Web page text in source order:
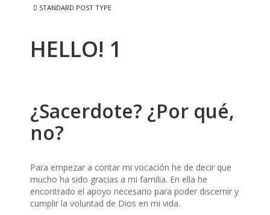
STANDARD POST TYPE
HELLO! 1
¿Sacerdote? ¿Por qué,
no?
Para empezar a contar mi vocación he de decir que
mucho ha sido gracias a mi familia. En ella he
encontrado el apoyo necesario para poder discernir y
cumplir la voluntad de Dios en mi vida.